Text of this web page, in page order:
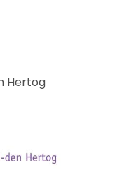
Hertog